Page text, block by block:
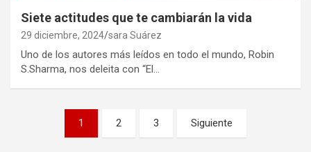
Siete actitudes que te cambiarán la vida
29 diciembre, 2024 sara Suárez
Uno de los autores más leídos en todo el mundo, Robin
S.Sharma, nos deleita con “El…
Paginación
1 2 3 Siguiente